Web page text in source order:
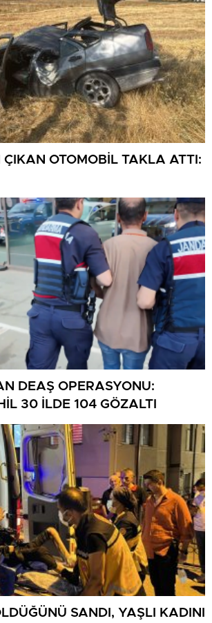
ÇIKAN OTOMOBİL TAKLA ATTI:
DEAŞ OPERASYONU:
30 İLDE 104 GÖZALTI
SANDI, YAŞLI KADINI